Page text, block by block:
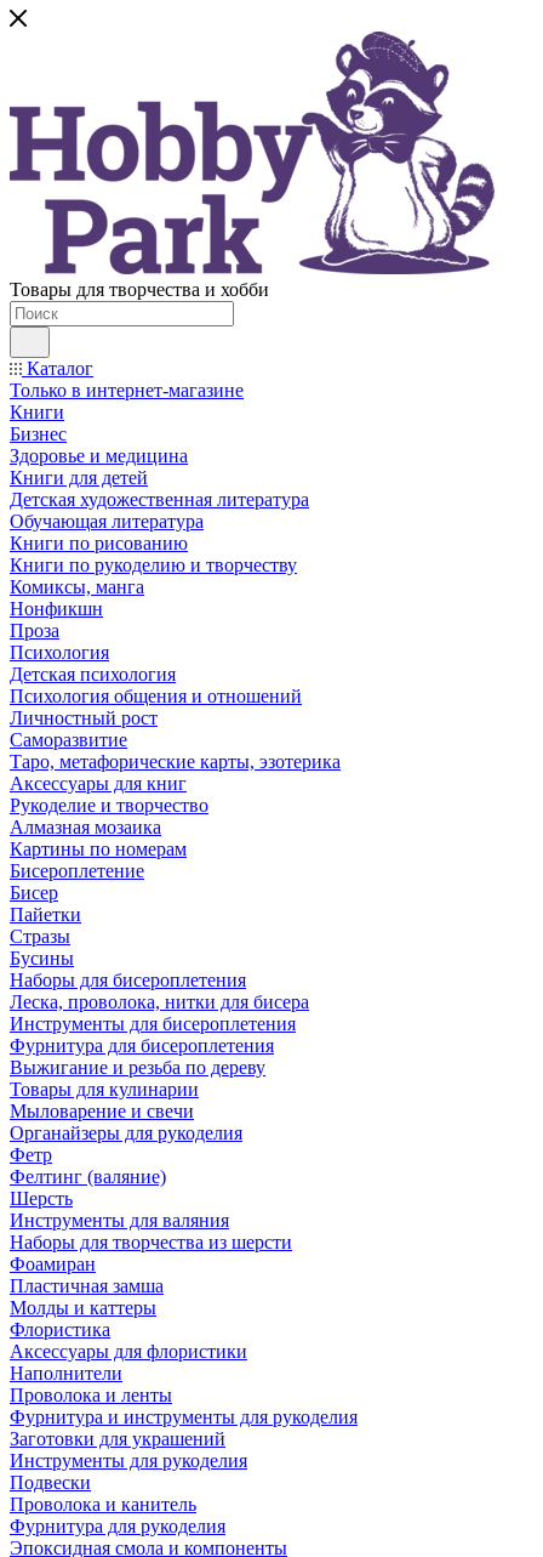
Товары для творчества и хобби
Каталог
Только в интернет-магазине
Книги
Бизнес
Здоровье и медицина
Книги для детей
Детская художественная литература
Обучающая литература
Книги по рисованию
Книги по рукоделию и творчеству
Комиксы, манга
Нонфикшн
Проза
Психология
Детская психология
Психология общения и отношений
Личностный рост
Саморазвитие
Таро, метафорические карты, эзотерика
Аксессуары для книг
Рукоделие и творчество
Алмазная мозаика
Картины по номерам
Бисероплетение
Бисер
Пайетки
Стразы
Бусины
Наборы для бисероплетения
Леска, проволока, нитки для бисера
Инструменты для бисероплетения
Фурнитура для бисероплетения
Выжигание и резьба по дереву
Товары для кулинарии
Мыловарение и свечи
Органайзеры для рукоделия
Фетр
Фелтинг (валяние)
Шерсть
Инструменты для валяния
Наборы для творчества из шерсти
Фоамиран
Пластичная замша
Молды и каттеры
Флористика
Аксессуары для флористики
Наполнители
Проволока и ленты
Фурнитура и инструменты для рукоделия
Заготовки для украшений
Инструменты для рукоделия
Подвески
Проволока и канитель
Фурнитура для рукоделия
Эпоксидная смола и компоненты